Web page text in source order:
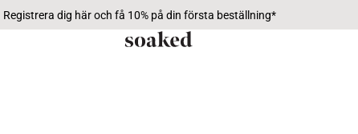
Registrera dig här och få 10% på din första beställning*